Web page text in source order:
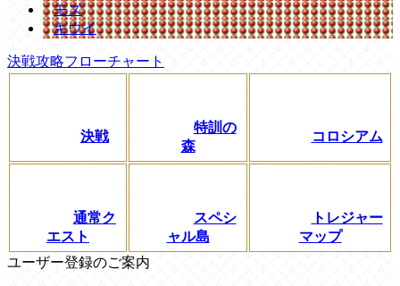
モズ
キウイ
決戦攻略フローチャート
決戦
特訓の
森
コロシアム
通常ク
エスト
スペシ
ャル島
トレジャー
マップ
ユーザー登録のご案内